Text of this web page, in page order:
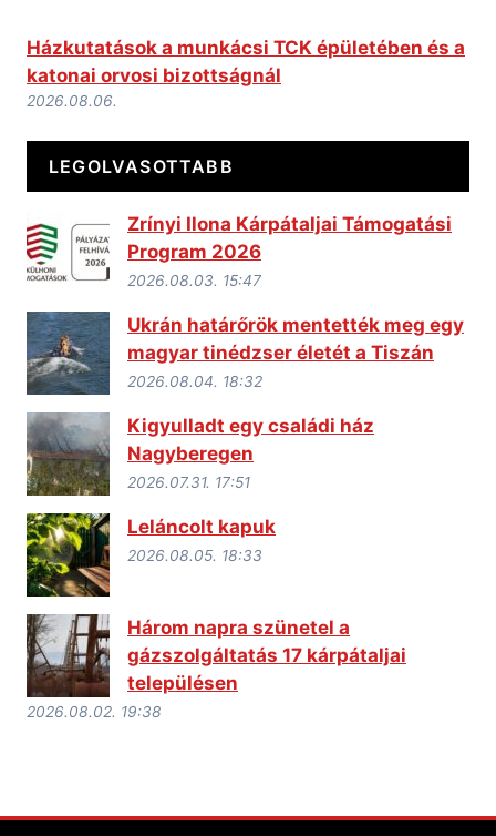
Házkutatások a munkácsi TCK épületében és a
katonai orvosi bizottságnál
2026.08.06.
LEGOLVASOTTABB
Zrínyi Ilona Kárpátaljai Támogatási
Program 2026
2026.08.03. 15:47
Ukrán határőrök mentették meg egy
magyar tinédzser életét a Tiszán
2026.08.04. 18:32
Kigyulladt egy családi ház
Nagyberegen
2026.07.31. 17:51
Leláncolt kapuk
2026.08.05. 18:33
Három napra szünetel a
gázszolgáltatás 17 kárpátaljai
településen
2026.08.02. 19:38